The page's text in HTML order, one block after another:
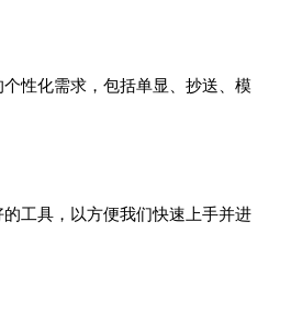
性化需求，包括单显、抄送、模
工具，以方便我们快速上手并进